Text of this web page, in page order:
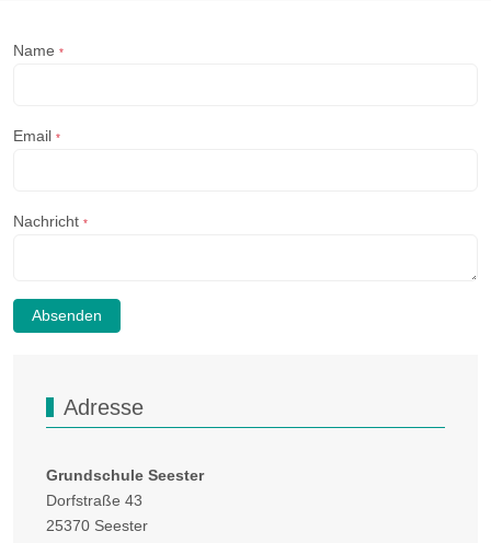
Name *
Email *
Nachricht *
Absenden
Adresse
Grundschule Seester
Dorfstraße 43
25370 Seester